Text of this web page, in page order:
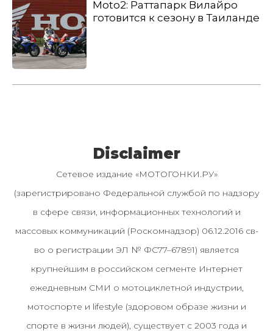
Moto2: Раттапарк Вилайро
готовится к сезону в Таиланде
Disclaimer
Сетевое издание «МОТОГОНКИ.РУ»
(зарегистрировано Федеральной службой по надзору
в сфере связи, информационных технологий и
массовых коммуникаций (Роскомнадзор) 06.12.2016 св-
во о регистрации ЭЛ № ФС77–67891) является
крупнейшим в российском сегменте Интернет
ежедневным СМИ о мотоциклетной индустрии,
мотоспорте и lifestyle (здоровом образе жизни и
спорте в жизни людей), существует с 2003 года и